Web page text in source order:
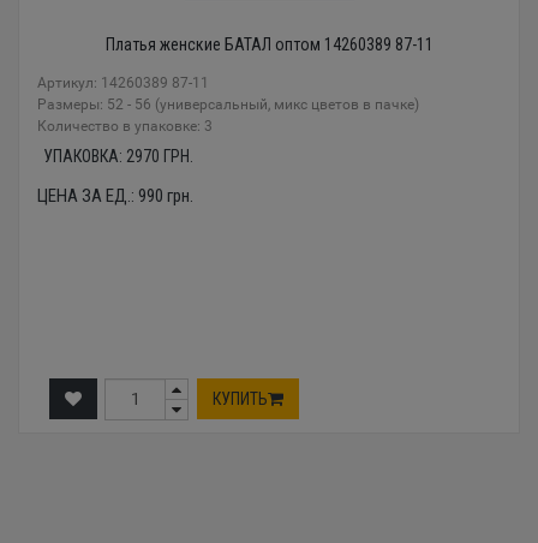
Платья женские БАТАЛ оптом 14260389 87-11
Артикул: 14260389 87-11
Размеры: 52 - 56 (универсальный, микс цветов в пачке)
Количество в упаковке: 3
УПАКОВКА: 2970 ГРН.
ЦЕНА ЗА ЕД.: 990 грн.
КУПИТЬ